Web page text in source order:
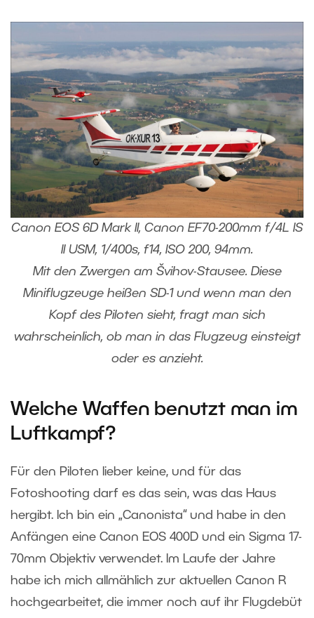
Canon EOS 6D Mark II, Canon EF70-200mm f/4L IS
II USM, 1/400s, f14, ISO 200, 94mm.
Mit den Zwergen am Švihov-Stausee. Diese
Miniflugzeuge heißen SD-1 und wenn man den
Kopf des Piloten sieht, fragt man sich
wahrscheinlich, ob man in das Flugzeug einsteigt
oder es anzieht.
Welche Waffen benutzt man im
Luftkampf?
Für den Piloten lieber keine, und für das
Fotoshooting darf es das sein, was das Haus
hergibt. Ich bin ein „Canonista“ und habe in den
Anfängen eine Canon EOS 400D und ein Sigma 17-
70mm Objektiv verwendet. Im Laufe der Jahre
habe ich mich allmählich zur aktuellen Canon R
hochgearbeitet, die immer noch auf ihr Flugdebüt